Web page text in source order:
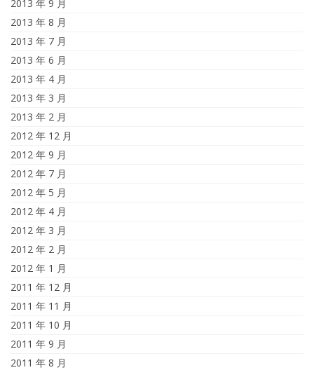
2013 年 9 月
2013 年 8 月
2013 年 7 月
2013 年 6 月
2013 年 4 月
2013 年 3 月
2013 年 2 月
2012 年 12 月
2012 年 9 月
2012 年 7 月
2012 年 5 月
2012 年 4 月
2012 年 3 月
2012 年 2 月
2012 年 1 月
2011 年 12 月
2011 年 11 月
2011 年 10 月
2011 年 9 月
2011 年 8 月